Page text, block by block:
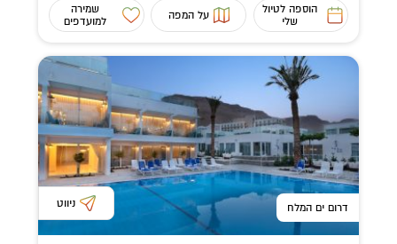
הוספה לטיול
שלי
על המפה
שמירה
למועדפים
דרום ים המלח ניווט